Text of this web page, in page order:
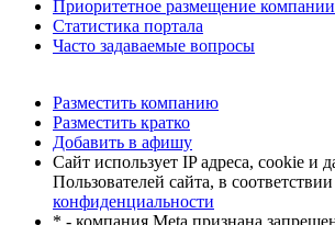
Приоритетное размещение компании
Статистика портала
Часто задаваемые вопросы
Разместить компанию
Разместить кратко
Добавить в афишу
Сайт использует IP адреса, cookie и
Пользователей сайта, в
конфиденциальности
* - компания Meta признана